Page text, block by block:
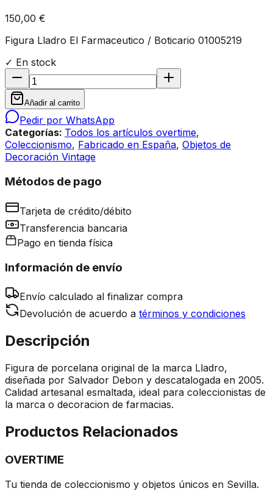
150,00 €
Figura Lladro El Farmaceutico / Boticario 01005219
✓ En stock
Añadir al carrito
Pedir por WhatsApp
Categorías: Todos los artículos overtime,
Coleccionismo, Fabricado en España, Objetos de
Decoración Vintage
Métodos de pago
Tarjeta de crédito/débito
Transferencia bancaria
Pago en tienda física
Información de envío
Envío calculado al finalizar compra
Devolución de acuerdo a términos y condiciones
Descripción
Figura de porcelana original de la marca Lladro,
diseñada por Salvador Debon y descatalogada en 2005.
Calidad artesanal esmaltada, ideal para coleccionistas de
la marca o decoracion de farmacias.
Productos Relacionados
OVERTIME
Tu tienda de coleccionismo y objetos únicos en Sevilla.